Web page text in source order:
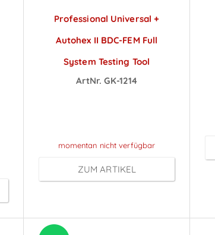
Professional Universal +
Autohex II BDC-FEM Full
System Testing Tool
ArtNr. GK-1214
momentan nicht verfügbar
ZUM ARTIKEL